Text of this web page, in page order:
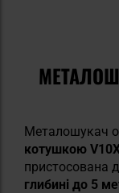
Металошукач
котушкою
пристосована
глибині до 5